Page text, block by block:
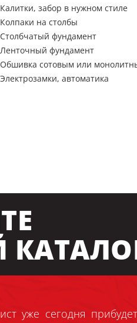
Калитки, забор в нужном стиле
Колпаки на столбы
Столбчатый фундамент
Ленточный фундамент
Обшивка сотовым или
Электрозамки, автоматика
уже сегодня